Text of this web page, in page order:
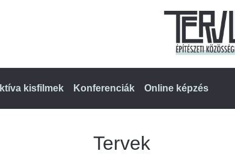
kisfilmek Konferenciák Online képzés
Tervek